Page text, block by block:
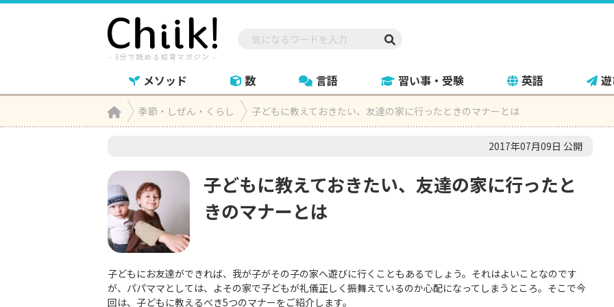
メソッド 数 言語 習い事・受験 英語
Home季節・しぜん・くらし 子どもに教えておきたい、友達の家に行ったときのマナーとは
2017年07月09日 公開
子どもに教えておきたい、友達の家に行ったと
きのマナーとは
子どもにお友達ができれば、我が子がその子の家へ遊びに行くこともあるでしょう。それはよいことなのです
が、パパママとしては、よその家で子どもが礼儀正しく振舞えているのか心配になってしまうところ。そこで今
回は、子どもに教えるべき5つのマナーをご紹介します。